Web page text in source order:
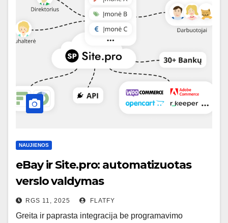
NAUJIENOS
eBay ir Site.pro: automatizuotas
verslo valdymas
RGS 11, 2025 FLATFY
Greita ir paprasta integracija be programavimo